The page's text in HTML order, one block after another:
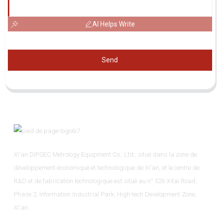
AI Helps Write
Send
Xi'an DIPSEC Metrology Equipment Co., Ltd., situé dans la zone de
développement économique et technologique de Xi'an, et le centre de
R&D et de fabrication technologique est situé au n° 526 Xitai Road,
Phase 2, Information Industrial Park, High-tech Development Zone,
Xi'an.